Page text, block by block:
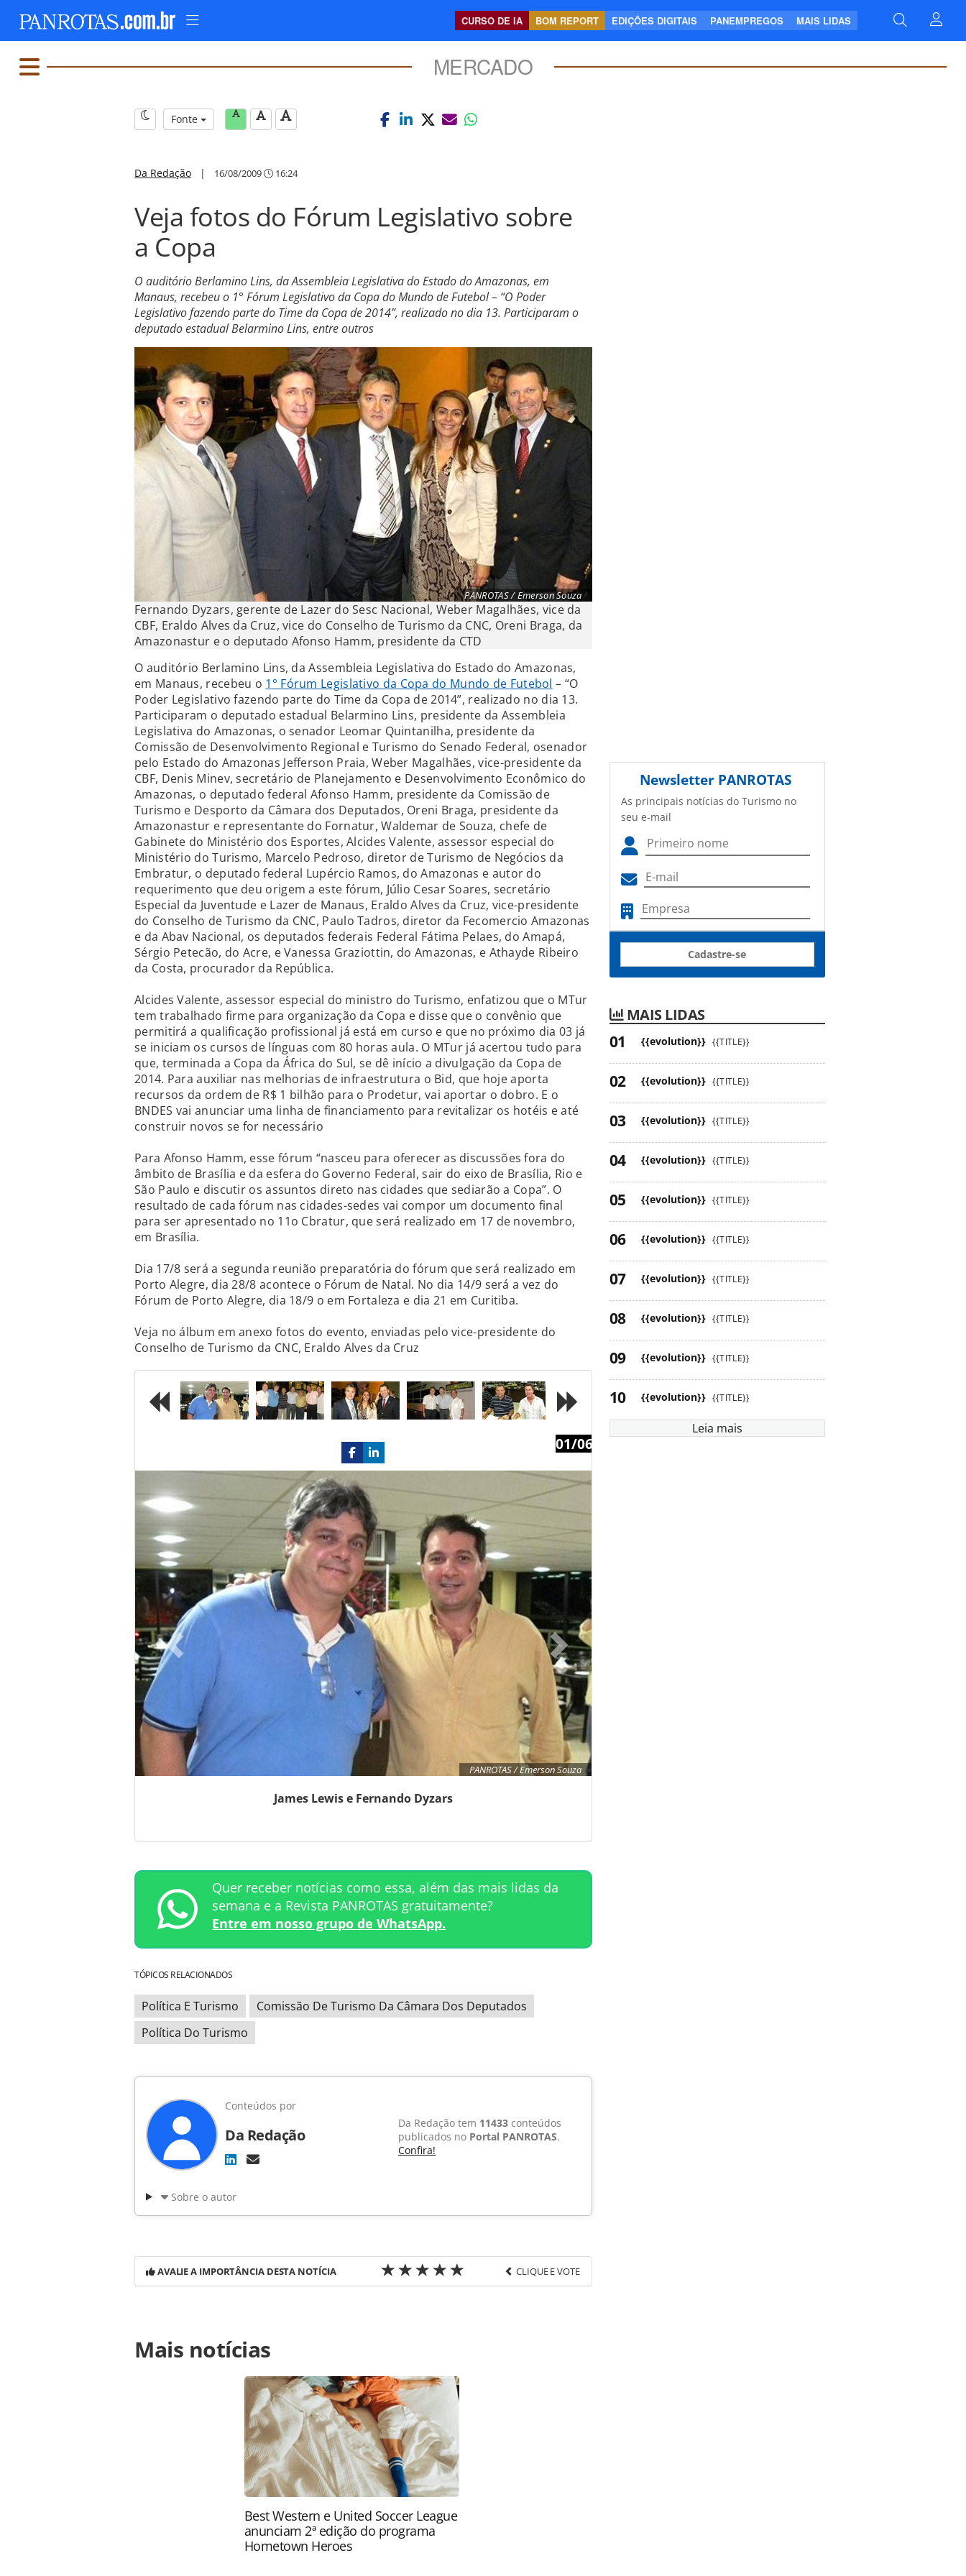
CURSO DE IA BOM REPORT EDIÇÕES DIGITAIS PANEMPREGOS MAIS LIDAS
MERCADO
Fonte
Da Redação | 16/08/2009 16:24
Veja fotos do Fórum Legislativo sobre
a Copa
O auditório Berlamino Lins, da Assembleia Legislativa do Estado do Amazonas, em
Manaus, recebeu o 1° Fórum Legislativo da Copa do Mundo de Futebol – “O Poder
Legislativo fazendo parte do Time da Copa de 2014”, realizado no dia 13. Participaram o
deputado estadual Belarmino Lins, entre outros
PANROTAS / Emerson Souza
Fernando Dyzars, gerente de Lazer do Sesc Nacional, Weber Magalhães, vice da
CBF, Eraldo Alves da Cruz, vice do Conselho de Turismo da CNC, Oreni Braga, da
Amazonastur e o deputado Afonso Hamm, presidente da CTD
O auditório Berlamino Lins, da Assembleia Legislativa do Estado do Amazonas,
em Manaus, recebeu o 1° Fórum Legislativo da Copa do Mundo de Futebol – “O
Poder Legislativo fazendo parte do Time da Copa de 2014”, realizado no dia 13.
Participaram o deputado estadual Belarmino Lins, presidente da Assembleia
Legislativa do Amazonas, o senador Leomar Quintanilha, presidente da
Comissão de Desenvolvimento Regional e Turismo do Senado Federal, osenador
pelo Estado do Amazonas Jefferson Praia, Weber Magalhães, vice-presidente da
CBF, Denis Minev, secretário de Planejamento e Desenvolvimento Econômico do
Amazonas, o deputado federal Afonso Hamm, presidente da Comissão de
Turismo e Desporto da Câmara dos Deputados, Oreni Braga, presidente da
Amazonastur e representante do Fornatur, Waldemar de Souza, chefe de
Gabinete do Ministério dos Esportes, Alcides Valente, assessor especial do
Ministério do Turismo, Marcelo Pedroso, diretor de Turismo de Negócios da
Embratur, o deputado federal Lupércio Ramos, do Amazonas e autor do
requerimento que deu origem a este fórum, Júlio Cesar Soares, secretário
Especial da Juventude e Lazer de Manaus, Eraldo Alves da Cruz, vice-presidente
do Conselho de Turismo da CNC, Paulo Tadros, diretor da Fecomercio Amazonas
e da Abav Nacional, os deputados federais Federal Fátima Pelaes, do Amapá,
Sérgio Petecão, do Acre, e Vanessa Graziottin, do Amazonas, e Athayde Ribeiro
da Costa, procurador da República.
Alcides Valente, assessor especial do ministro do Turismo, enfatizou que o MTur
tem trabalhado firme para organização da Copa e disse que o convênio que
permitirá a qualificação profissional já está em curso e que no próximo dia 03 já
se iniciam os cursos de línguas com 80 horas aula. O MTur já acertou tudo para
que, terminada a Copa da África do Sul, se dê início a divulgação da Copa de
2014. Para auxiliar nas melhorias de infraestrutura o Bid, que hoje aporta
recursos da ordem de R$ 1 bilhão para o Prodetur, vai aportar o dobro. E o
BNDES vai anunciar uma linha de financiamento para revitalizar os hotéis e até
construir novos se for necessário
Para Afonso Hamm, esse fórum “nasceu para oferecer as discussões fora do
âmbito de Brasília e da esfera do Governo Federal, sair do eixo de Brasília, Rio e
São Paulo e discutir os assuntos direto nas cidades que sediarão a Copa”. O
resultado de cada fórum nas cidades-sedes vai compor um documento final
para ser apresentado no 11o Cbratur, que será realizado em 17 de novembro,
em Brasília.
Dia 17/8 será a segunda reunião preparatória do fórum que será realizado em
Porto Alegre, dia 28/8 acontece o Fórum de Natal. No dia 14/9 será a vez do
Fórum de Porto Alegre, dia 18/9 o em Fortaleza e dia 21 em Curitiba.
Veja no álbum em anexo fotos do evento, enviadas pelo vice-presidente do
Conselho de Turismo da CNC, Eraldo Alves da Cruz
PANROTAS / Emerson Souza
01/06
James Lewis e Fernando Dyzars
Next
Quer receber notícias como essa, além das mais lidas da
semana e a Revista PANROTAS gratuitamente?
Entre em nosso grupo de WhatsApp.
TÓPICOS RELACIONADOS
Política E Turismo
Comissão De Turismo Da Câmara Dos Deputados
Política Do Turismo
Conteúdos por
Da Redação
Da Redação tem 11433 conteúdos
publicados no Portal PANROTAS.
Confira!
Sobre o autor
AVALIE A IMPORTÂNCIA DESTA NOTÍCIA CLIQUE E VOTE
https://www.panrotas.com.br/noticia-turismo/politica/2009/08/veja-fotos-do-forum-
legislativo-sobre-a-copa_50129.html ou as ferramentas oferecidas na página. Todo o
conteúdo produzido pela PANROTAS Editora é protegido pela legislação brasileira sobre
direito autoral. Não reproduza o conteúdo sem autorização da PANROTAS Editora
(copyright@panrotas.com.br).
Mais notícias
Best Western e United Soccer League
anunciam 2ª edição do programa
Hometown Heroes
Newsletter PANROTAS
As principais notícias do Turismo no
seu e-mail
Cadastre-se
MAIS LIDAS
{{evolution}} {{TITLE}}
{{evolution}} {{TITLE}}
{{evolution}} {{TITLE}}
{{evolution}} {{TITLE}}
{{evolution}} {{TITLE}}
{{evolution}} {{TITLE}}
{{evolution}} {{TITLE}}
{{evolution}} {{TITLE}}
{{evolution}} {{TITLE}}
{{evolution}} {{TITLE}}
Leia mais